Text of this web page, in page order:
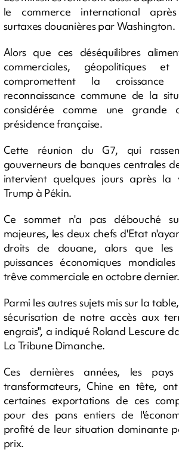
le commerce international
surtaxes douanières par Washington.
Alors que ces déséquilibres
commerciales, géopolitiques
compromettent la croissance
reconnaissance commune de la
considérée comme une grande
présidence française.
Cette réunion du G7, qui
gouverneurs de banques centrales
intervient quelques jours après la
Trump à Pékin.
Ce sommet n'a pas débouché
majeures, les deux chefs d'Etat
droits de douane, alors que les
puissances économiques
trêve commerciale en octobre dernier.
Parmi les autres sujets mis sur la
sécurisation de notre accès aux
engrais", a indiqué Roland Lescure
La Tribune Dimanche.
Ces dernières années, les
transformateurs, Chine en tête,
certaines exportations de ces
pour des pans entiers de
profité de leur situation dominante
prix.